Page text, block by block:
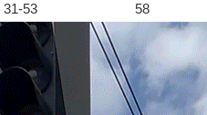
31-53 58